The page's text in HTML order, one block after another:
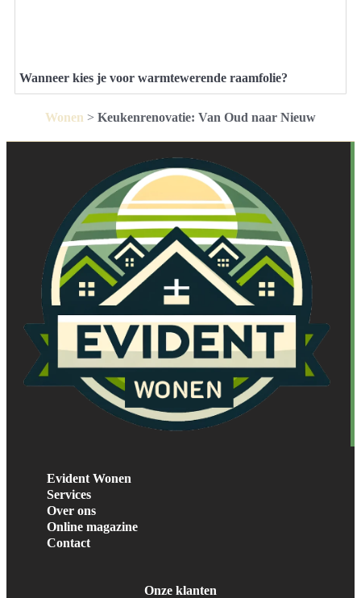
Wanneer kies je voor warmtewerende raamfolie?
Wonen > Keukenrenovatie: Van Oud naar Nieuw
Evident Wonen
Services
Over ons
Online magazine
Contact
Onze klanten